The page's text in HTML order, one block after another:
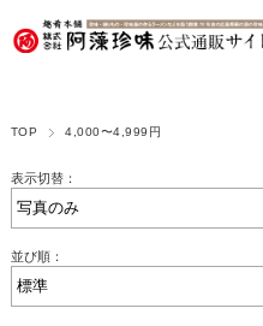
TOP 4,000〜4,999円
表示切替：
並び順：